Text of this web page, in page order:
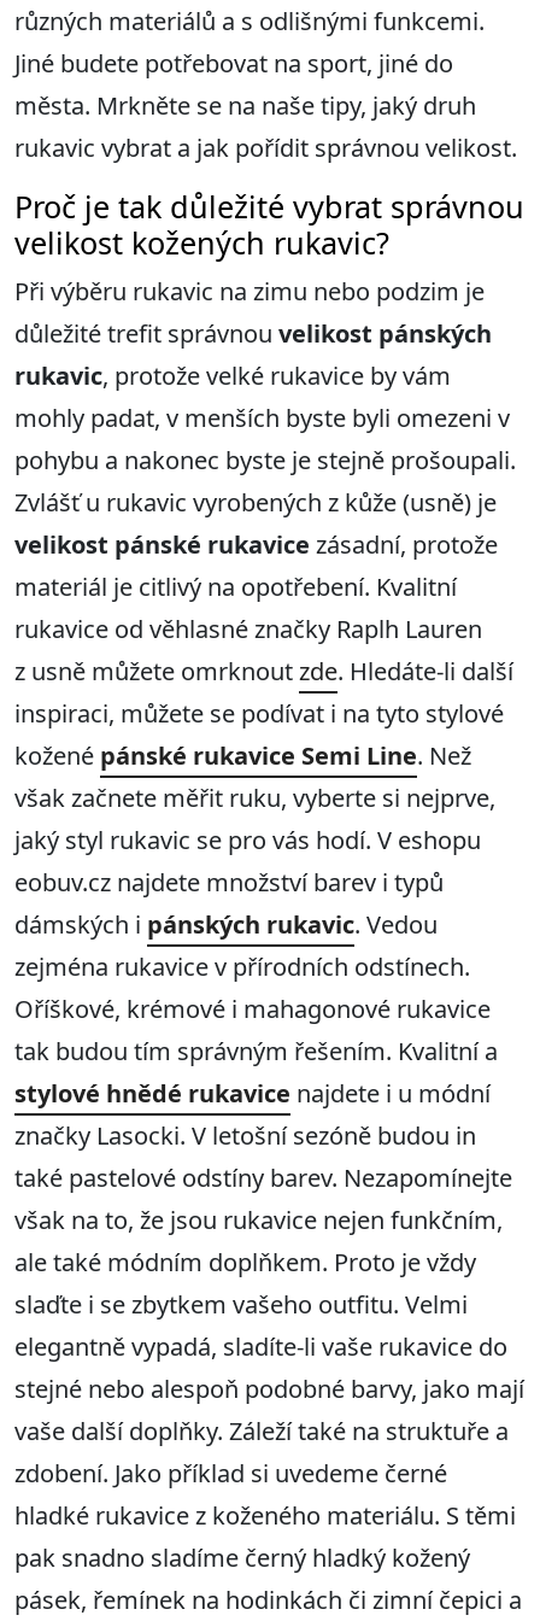
různých materiálů a s odlišnými funkcemi.
Jiné budete potřebovat na sport, jiné do
města. Mrkněte se na naše tipy, jaký druh
rukavic vybrat a jak pořídit správnou velikost.
Proč je tak důležité vybrat správnou
velikost kožených rukavic?
Při výběru rukavic na zimu nebo podzim je
důležité trefit správnou velikost pánských
rukavic, protože velké rukavice by vám
mohly padat, v menších byste byli omezeni v
pohybu a nakonec byste je stejně prošoupali.
Zvlášť u rukavic vyrobených z kůže (usně) je
velikost pánské rukavice zásadní, protože
materiál je citlivý na opotřebení. Kvalitní
rukavice od věhlasné značky Raplh Lauren
z usně můžete omrknoutzde. Hledáte-li další
inspiraci, můžete se podívat i na tyto stylové
kožené pánské rukavice Semi Line. Než
však začnete měřit ruku, vyberte si nejprve,
jaký styl rukavic se pro vás hodí. V eshopu
eobuv.cz najdete množství barev i typů
dámských i pánských rukavic. Vedou
zejména rukavice v přírodních odstínech.
Oříškové, krémové i mahagonové rukavice
tak budou tím správným řešením. Kvalitní a
stylové hnědé rukavice najdete i u módní
značky Lasocki. V letošní sezóně budou in
také pastelové odstíny barev. Nezapomínejte
však na to, že jsou rukavice nejen funkčním,
ale také módním doplňkem. Proto je vždy
slaďte i se zbytkem vašeho outfitu. Velmi
elegantně vypadá, sladíte-li vaše rukavice do
stejné nebo alespoň podobné barvy, jako mají
vaše další doplňky. Záleží také na struktuře a
zdobení. Jako příklad si uvedeme černé
hladké rukavice z koženého materiálu. S těmi
pak snadno sladíme černý hladký kožený
pásek, řemínek na hodinkách či zimní čepici a